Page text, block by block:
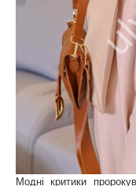
Модні критики